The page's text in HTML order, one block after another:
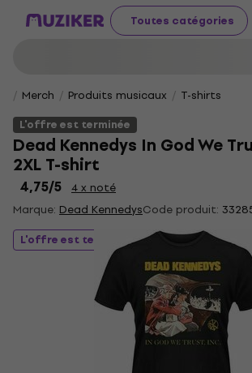
Toutes catégories
Merch Produits musicaux
T-shirts
L'offre est terminée
Dead Kennedys In God We
2XL T-shirt
4,75/5 4 x noté
Marque: Dead KennedysCode produit:
L'offre est terminée